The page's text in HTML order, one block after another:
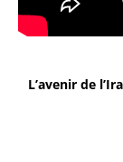
L’avenir de